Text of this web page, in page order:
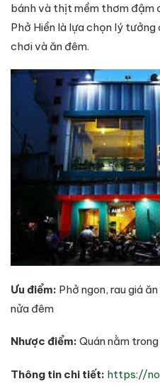
bánh và thịt mềm thơm đậm
Phở Hiền là lựa chọn lý
chơi và ăn đêm.
Ưu điểm: Phở ngon, rau giá
nửa đêm
Nhược điểm: Quán nằm
Thông tin chi tiết: https://